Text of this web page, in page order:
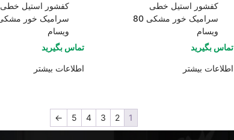
کفشور استیل خطی
سرامیک خور مشکی 80
ویسام
تماس بگیرید
اطلاعات بیشتر
کفشور استیل خطی
ویسام
تماس بگیرید
اطلاعات بیشتر
1
2
3
4
5
←